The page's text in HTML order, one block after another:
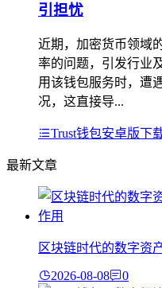
引担忧
近期，加密货币领域
率的问题，引发行业
用该钱包服务时，遭
况，这直接导...
Trust钱包安卓版下
最新文章
区块链时代的数字资
2026-08-08 0